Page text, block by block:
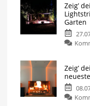
Zeig’
Garten
Zeig’